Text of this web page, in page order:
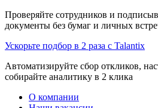
Проверяйте сотрудников и
документы без бумаг и личных
Ускорьте подбор в 2 раза с Talantix
Автоматизируйте сбор откликов,
собирайте аналитику в 2 клика
О компании